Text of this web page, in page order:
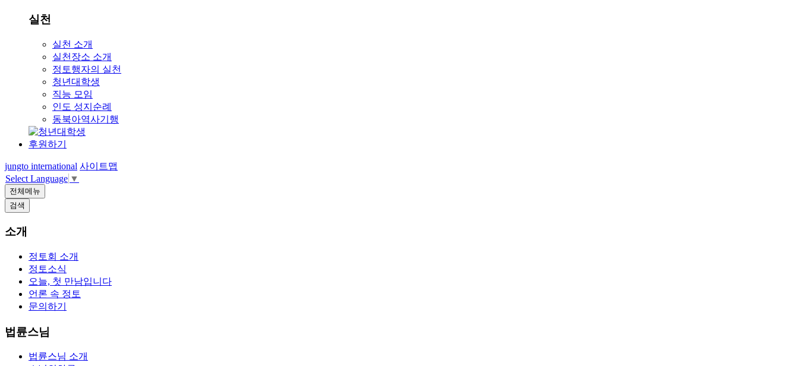
실천
실천 소개
실천장소 소개
정토행자의 실천
청년대학생
직능 모임
인도 성지순례
동북아역사기행
후원하기
jungto international 사이트맵
Select Language ▼
전체메뉴
검색
소개
정토회 소개
정토소식
오늘, 첫 만남입니다
언론 속 정토
문의하기
법륜스님
법륜스님 소개